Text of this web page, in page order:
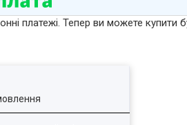
платежі. Тепер ви можете купити